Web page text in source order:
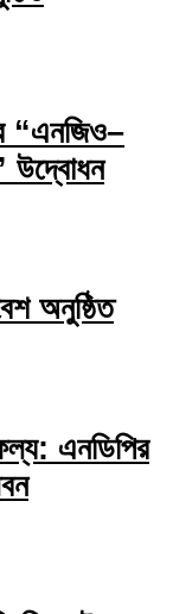
“এনজিও–
উদ্বোধন
অনুষ্ঠিত
এনডিপির